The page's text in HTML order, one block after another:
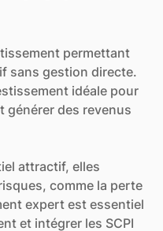
permettant
sans gestion directe.
idéale pour
générer des revenus
attractif, elles
comme la perte
expert est essentiel
et intégrer les SCPI